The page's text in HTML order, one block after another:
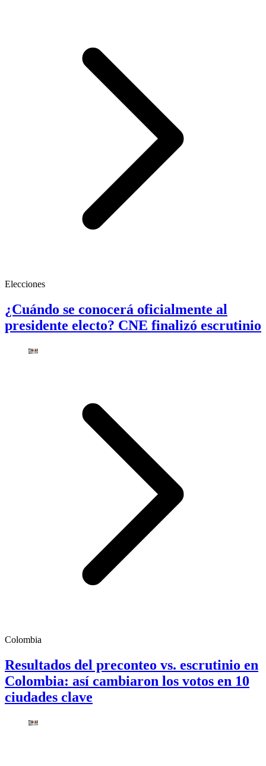
Elecciones
¿Cuándo se conocerá oficialmente al
presidente electo? CNE finalizó escrutinio
Colombia
Resultados del preconteo vs. escrutinio en
Colombia: así cambiaron los votos en 10
ciudades clave